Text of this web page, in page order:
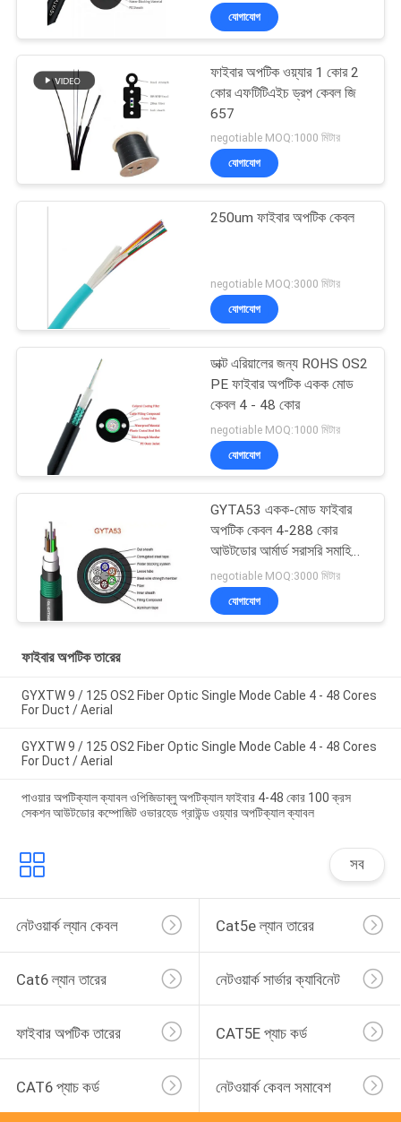
যোগাযোগ
ফাইবার অপটিক ওয়্যার 1 কোর 2
কোর এফটিটিএইচ ড্রপ কেবল জি
657
negotiable MOQ:1000 মিটার
যোগাযোগ
250um ফাইবার অপটিক কেবল
negotiable MOQ:3000 মিটার
যোগাযোগ
ডাক্ট এরিয়ালের জন্য ROHS OS2
PE ফাইবার অপটিক একক মোড
কেবল 4 - 48 কোর
negotiable MOQ:1000 মিটার
যোগাযোগ
GYTA53 একক-মোড ফাইবার
অপটিক কেবল 4-288 কোর
আউটডোর আর্মার্ড সরাসরি সমাহিত
ফাইবার অপটিক কেবলের কারখানা
সরাসরি বিক্রয়
negotiable MOQ:3000 মিটার
যোগাযোগ
ফাইবার অপটিক তারের
GYXTW 9 / 125 OS2 Fiber Optic Single Mode Cable 4 - 48 Cores
For Duct / Aerial
GYXTW 9 / 125 OS2 Fiber Optic Single Mode Cable 4 - 48 Cores
For Duct / Aerial
পাওয়ার অপটিক্যাল ক্যাবল ওপিজিডাব্লু অপটিক্যাল ফাইবার 4-48 কোর 100 ক্রস
সেকশন আউটডোর কম্পোজিট ওভারহেড গ্রাউন্ড ওয়্যার অপটিক্যাল ক্যাবল
সব
নেটওয়ার্ক ল্যান কেবল Cat5e ল্যান তারের
Cat6 ল্যান তারের নেটওয়ার্ক সার্ভার ক্যাবিনেট
ফাইবার অপটিক তারের CAT5E প্যাচ কর্ড
CAT6 প্যাচ কর্ড নেটওয়ার্ক কেবল সমাবেশ